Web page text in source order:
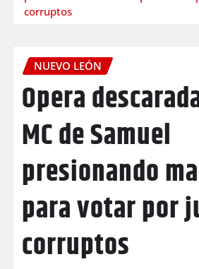
corruptos
NUEVO LEÓN
Opera
MC de Samuel
presionando
para votar por
corruptos